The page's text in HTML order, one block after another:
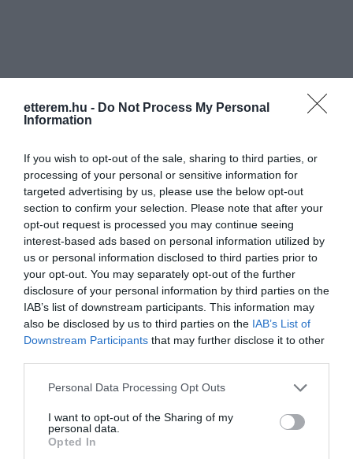
etterem.hu - Do Not Process My Personal
Information
If you wish to opt-out of the sale, sharing to third parties, or
processing of your personal or sensitive information for
targeted advertising by us, please use the below opt-out
section to confirm your selection. Please note that after your
opt-out request is processed you may continue seeing
interest-based ads based on personal information utilized by
us or personal information disclosed to third parties prior to
your opt-out. You may separately opt-out of the further
disclosure of your personal information by third parties on the
IAB’s list of downstream participants. This information may
also be disclosed by us to third parties on the IAB’s List of
Downstream Participants that may further disclose it to other
Please note that this website/app uses one or more Google
not limited to your visit or usage behaviour. You may click to
grant or deny consent to Google and its third-party tags to
use your data for below specified purposes in below Google
Personal Data Processing Opt Outs
I want to opt-out of the Sharing of my
personal data.
Opted In
Értékelések Értékeld Te is
3.0 5
4 0